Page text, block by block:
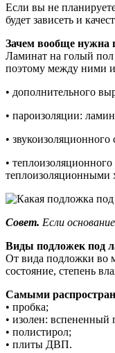
Если вы не
будет зависеть и
Зачем вообще нужна
Ламинат на голый
поэтому между ними и
• дополнительного
• пароизоляции:
•
•
теплоизоляционными
Совет. Если
Виды подложек под
От вида подложки во
состояние, степень
Самыми
• пробка;
• изолен: вспененный
• полистирол;
• плиты ДВП.